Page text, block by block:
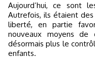
Aujourd’hui, ce sont
Autrefois, ils étaient
liberté, en partie
nouveaux moyens de
désormais plus le
enfants.